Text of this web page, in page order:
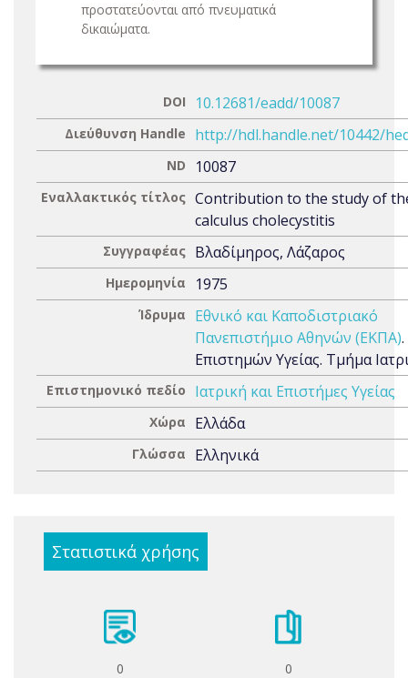
προστατεύονται από πνευματικά
δικαιώματα.
DOI 10.12681/eadd/10087
Διεύθυνση Handle http://hdl.handle.net/10442/
ND 10087
Εναλλακτικός τίτλος Contribution to the study of
calculus cholecystitis
Συγγραφέας Βλαδίμηρος, Λάζαρος
Ημερομηνία 1975
Ίδρυμα
Εθνικό και Καποδιστριακό
Πανεπιστήμιο Αθηνών (ΕΚΠΑ)
Επιστημών Υγείας. Τμήμα
Επιστημονικό πεδίο Ιατρική και Επιστήμες Υγείας
Χώρα Ελλάδα
Γλώσσα Ελληνικά
Στατιστικά χρήσης
0 0